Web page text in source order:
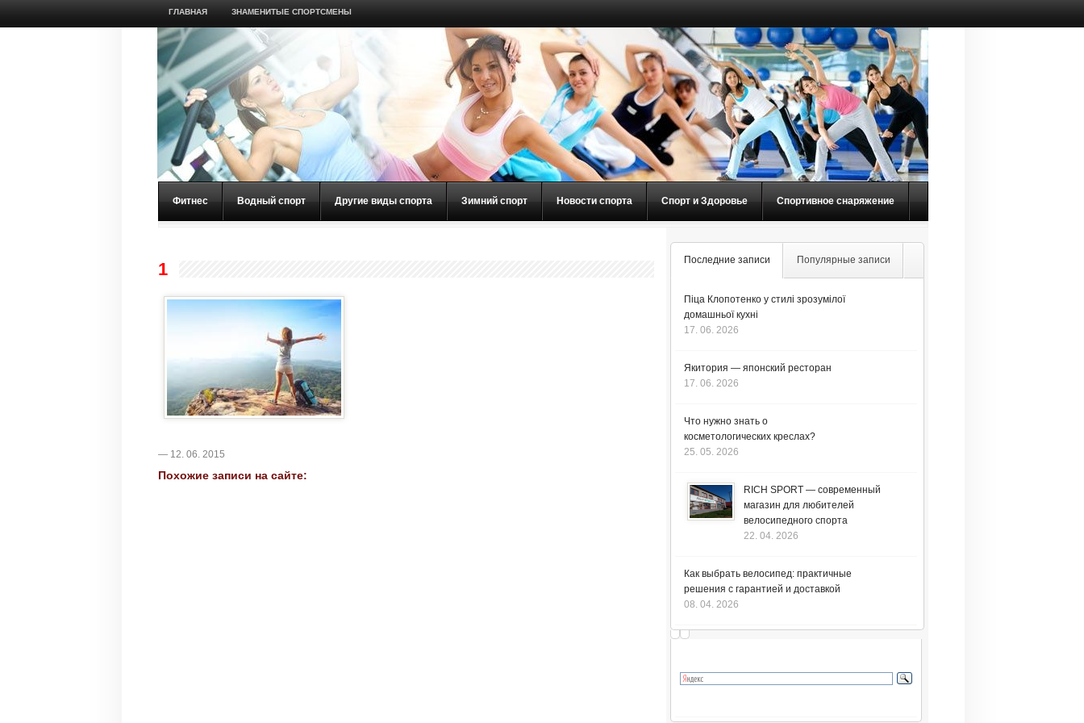
ГЛАВНАЯ ЗНАМЕНИТЫЕ СПОРТСМЕНЫ
Фитнес Водный спорт Другие виды спорта Зимний спорт Новости спорта Спорт и Здоровье Спортивное снаряжение
1
— 12. 06. 2015
Похожие записи на сайте:
Последние записи Популярные записи
Піца Клопотенко у стилі зрозумілої
домашньої кухні
17. 06. 2026
Якитория — японский ресторан
17. 06. 2026
Что нужно знать о
косметологических креслах?
25. 05. 2026
RICH SPORT — современный
магазин для любителей
велосипедного спорта
22. 04. 2026
Как выбрать велосипед: практичные
решения с гарантией и доставкой
08. 04. 2026